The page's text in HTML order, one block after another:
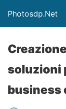
Photosdp.Net
soluzioni
business